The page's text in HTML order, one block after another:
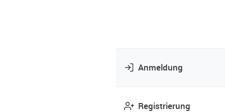
Anmeldung
Registrierung